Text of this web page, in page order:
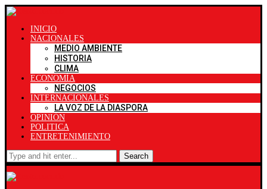
INICIO
NACIONALES
MEDIO AMBIENTE
HISTORIA
CLIMA
ECONOMÍA
NEGOCIOS
INTERNACIONALES
LA VOZ DE LA DIASPORA
OPINIÓN
POLITICA
ENTRETENIMIENTO
Search